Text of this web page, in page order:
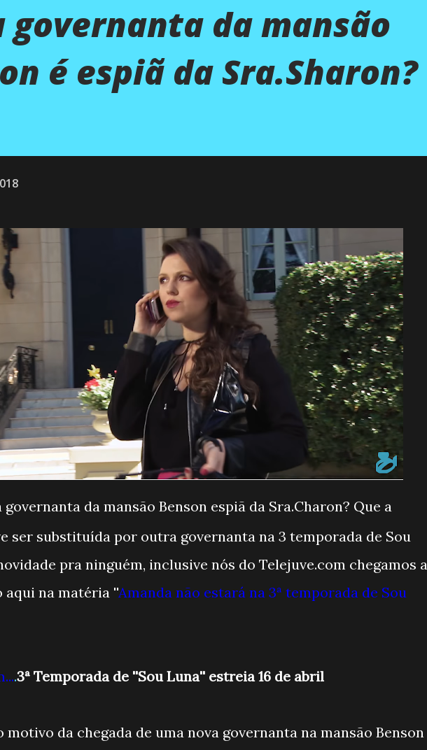
governanta da mansão
é espiã da Sra.Sharon?
governanta da mansão Benson espiã da Sra.Charon? Que a
ser substituída por outra governanta na 3 temporada de Sou
pra ninguém, inclusive nós do Telejuve.com chegamos a
na matéria ''Amanda não estará na 3ª temporada de Sou
.3ª Temporada de ''Sou Luna'' estreia 16 de abril
da chegada de uma nova governanta na mansão Benson